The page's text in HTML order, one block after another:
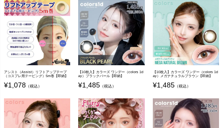
アシスト（Assist）リフトアップテープ
（コスプレ用テーピング）5m巻【即納】
¥1,078 （税込）
【10枚入】カラーズ ワンデー（colors 1d
ay）ブラックパール【即納】
¥1,485 （税込）
【10枚入】カラーズ ワンデー（colors 1d
ay）メガナチュラルブラウン【即納】
¥1,485（税込）